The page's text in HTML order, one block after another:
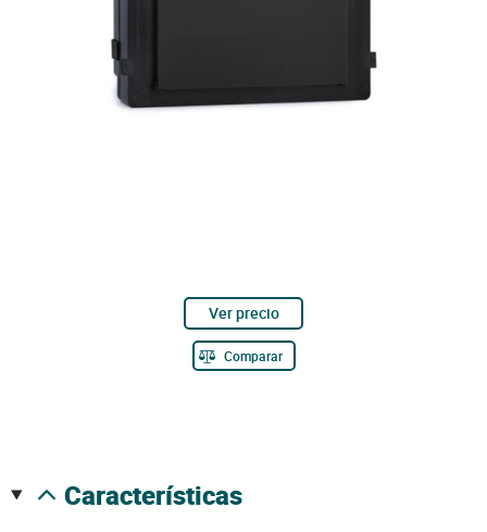
Ver precio
Comparar
características